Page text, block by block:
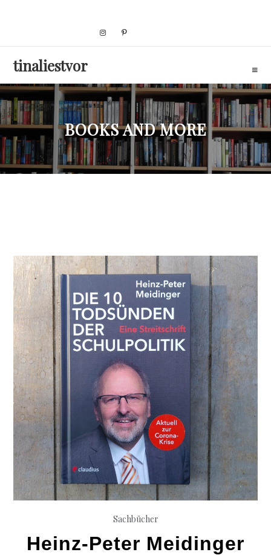
tinaliestvor
BOOKS AND MORE
Sachbücher
Heinz-Peter Meidinger